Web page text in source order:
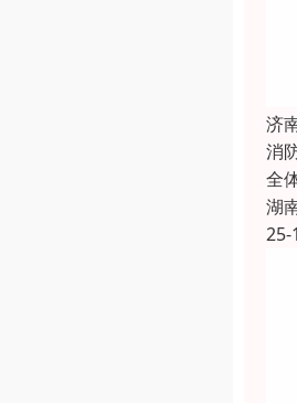
济
消
全
湖
25-